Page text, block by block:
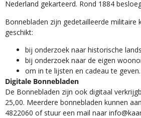
Nederland gekarteerd. Rond 1884
Bonnebladen zijn gedetailleerde militaire
geschikt:​
​bij onderzoek naar historische
bij onderzoek naar de eigen
om in te lijsten en cadeau te geven.
Digitale Bonnebladen
De Bonnebladen zijn ook digitaal
25,00. Meerdere bonnebladen kunnen
4822060 of stuur een mail naar